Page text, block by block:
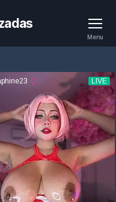
Menu